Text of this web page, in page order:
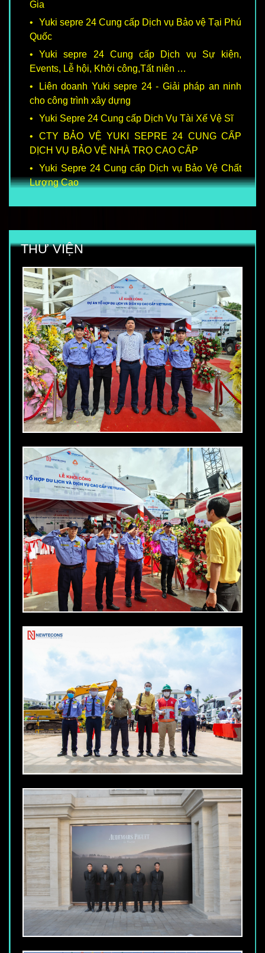
Gia
Yuki sepre 24 Cung cấp Dịch vụ Bảo vệ Tại Phú
Quốc
Yuki sepre 24 Cung cấp Dịch vụ Sự kiện,
Events, Lễ hội, Khởi công,Tất niên …
Liên doanh Yuki sepre 24 - Giải pháp an ninh
cho công trình xây dựng
Yuki Sepre 24 Cung cấp Dịch Vụ Tài Xế Vệ Sĩ
CTY BẢO VỆ YUKI SEPRE 24 CUNG CẤP
DỊCH VỤ BẢO VỆ NHÀ TRỌ CAO CẤP
Yuki Sepre 24 Cung cấp Dịch vụ Bảo Vệ Chất
Lượng Cao
THƯ VIỆN